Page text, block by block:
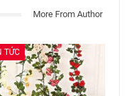
More From Author
TỨC